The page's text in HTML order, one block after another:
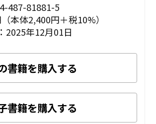
487-81881-5
本体2,400円＋税10%）
2025年12月01日
書籍を購入する
書籍を購入する